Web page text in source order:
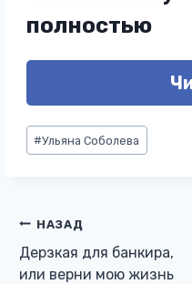
полностью
Метки
записи:
#Ульяна Соболева
Навигация
по
НАЗАД
Дерзкая для банкира,
или верни мою жизнь